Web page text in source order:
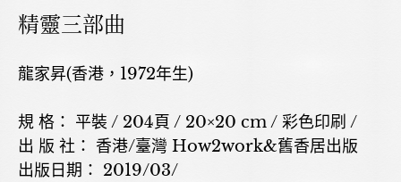
精靈三部曲
龍家昇(香港，1972年生)
規 格： 平裝 / 204頁 / 20×20 cm / 彩色印刷 /
出 版 社： 香港/臺灣 How2work&舊香居出版
出版日期： 2019/03/